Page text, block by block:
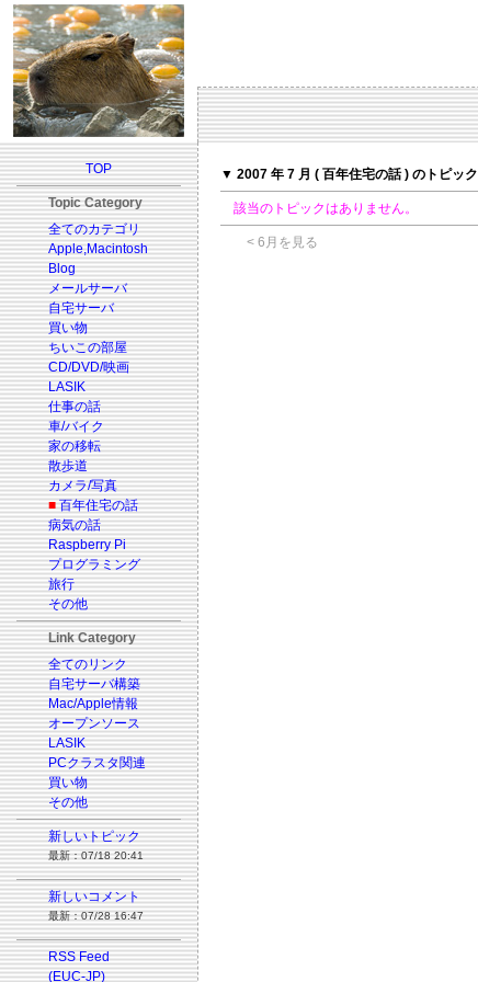
TOP
Topic Category
全てのカテゴリ
Apple,Macintosh
Blog
メールサーバ
自宅サーバ
買い物
ちいこの部屋
CD/DVD/映画
LASIK
仕事の話
車/バイク
家の移転
散歩道
カメラ/写真
■ 百年住宅の話
病気の話
Raspberry Pi
プログラミング
旅行
その他
Link Category
全てのリンク
自宅サーバ構築
Mac/Apple情報
オープンソース
LASIK
PCクラスタ関連
買い物
その他
新しいトピック
最新：07/18 20:41
新しいコメント
最新：07/28 16:47
RSS Feed
(EUC-JP)
▼ 2007 年 7 月 ( 百年住宅の話 ) のトピック
該当のトピックはありません。
< 6月を見る